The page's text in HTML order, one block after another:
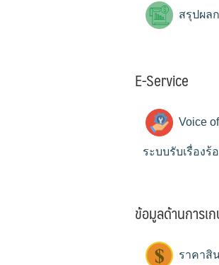
สรุปผล
E-Service
Voice
ระบบรับเรื่องร้
ข้อมูลด้านการ
ราคาสิ